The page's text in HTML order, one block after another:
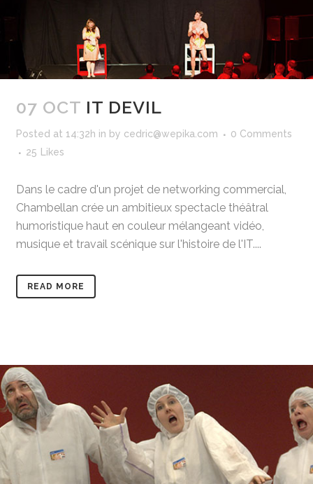
07 OCT IT DEVIL
Posted at 14:32h in by cedric@wepika.com
0 Comments
25
Likes
Dans le cadre d'un projet de networking commercial,
Chambellan crée un ambitieux spectacle théâtral
humoristique haut en couleur mélangeant vidéo,
musique et travail scénique sur l'histoire de l'IT....
READ MORE